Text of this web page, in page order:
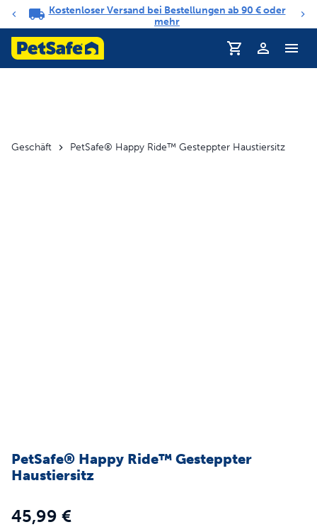
Benachrichtigungs-Karussell
Kostenloser Versand bei Bestellungen ab 90 € oder
mehr
Profil
Geschäft PetSafe® Happy Ride™ Gesteppter Haustiersitz
PetSafe® Happy Ride™ Gesteppter
Haustiersitz
45,99 €